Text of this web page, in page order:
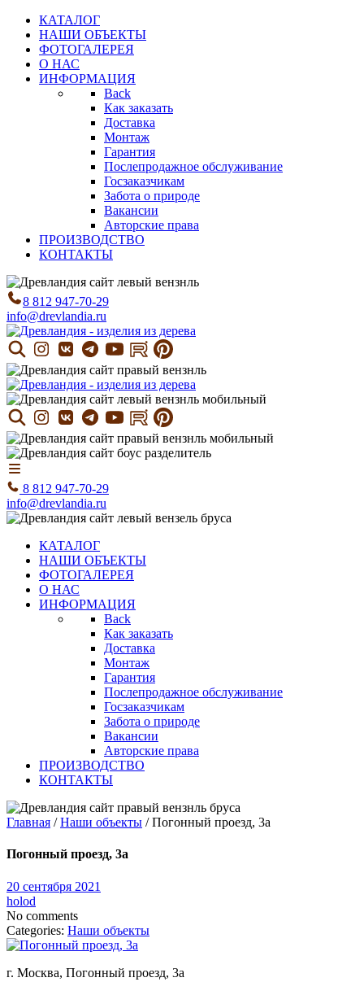
КАТАЛОГ
НАШИ ОБЪЕКТЫ
ФОТОГАЛЕРЕЯ
О НАС
ИНФОРМАЦИЯ
Back
Как заказать
Доставка
Монтаж
Гарантия
Послепродажное обслуживание
Госзаказчикам
Забота о природе
Вакансии
Авторские права
ПРОИЗВОДСТВО
КОНТАКТЫ
8 812 947-70-29
info@drevlandia.ru
8 812 947-70-29
info@drevlandia.ru
КАТАЛОГ
НАШИ ОБЪЕКТЫ
ФОТОГАЛЕРЕЯ
О НАС
ИНФОРМАЦИЯ
Back
Как заказать
Доставка
Монтаж
Гарантия
Послепродажное обслуживание
Госзаказчикам
Забота о природе
Вакансии
Авторские права
ПРОИЗВОДСТВО
КОНТАКТЫ
Главная /Наши объекты /Погонный проезд, 3а
Погонный проезд, 3а
20 сентября 2021
holod
No comments
Categories: Наши объекты
г. Москва, Погонный проезд, 3а